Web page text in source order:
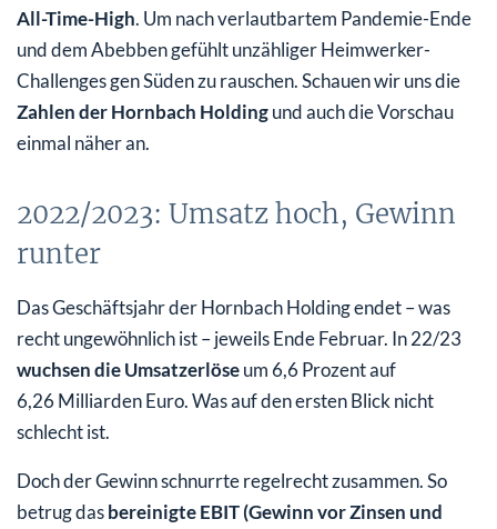
All-Time-High. Um nach verlautbartem Pandemie-Ende
und dem Abebben gefühlt unzähliger Heimwerker-
Challenges gen Süden zu rauschen. Schauen wir uns die
Zahlen der Hornbach Holdingund auch die Vorschau
einmal näher an.
2022/2023: Umsatz hoch, Gewinn
runter
Das Geschäftsjahr der Hornbach Holding endet – was
recht ungewöhnlich ist – jeweils Ende Februar. In 22/23
wuchsen die Umsatzerlöseum 6,6 Prozent auf
6,26 Milliarden Euro. Was auf den ersten Blick nicht
schlecht ist.
Doch der Gewinn schnurrte regelrecht zusammen. So
betrug dasbereinigte EBIT (Gewinn vor Zinsen und